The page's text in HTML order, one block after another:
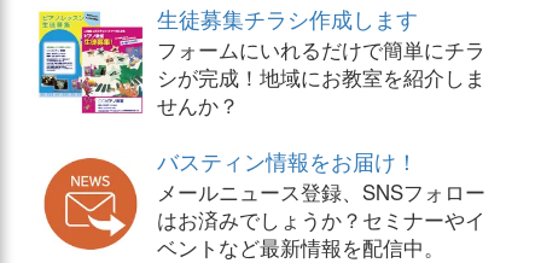
生徒募集チラシ作成します
フォームにいれるだけで簡単にチラ
シが完成！地域にお教室を紹介しま
せんか？
バスティン情報をお届け！
メールニュース登録、SNSフォロー
はお済みでしょうか？セミナーやイ
ベントなど最新情報を配信中。